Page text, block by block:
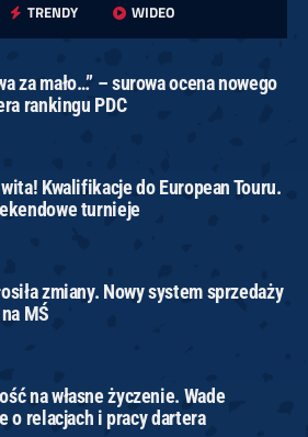
TRENDY WIDEO
za mało…” – surowa ocena nowego
rankingu PDC
Kwalifikacje do European Touru.
turnieje
zmiany. Nowy system sprzedaży
MŚ
na własne życzenie. Wade
o relacjach i pracy dartera